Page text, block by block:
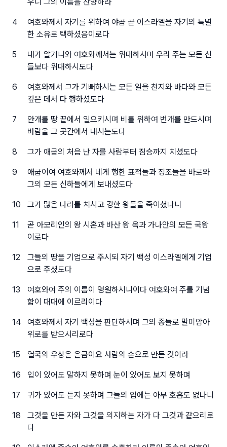
4
여호와께서 자기를 위하여 야곱 곧 이스라엘을 자기의 특별
한 소유로 택하셨음이로다
5
내가 알거니와 여호와께서는 위대하시며 우리 주는 모든 신
들보다 위대하시도다
6
여호와께서 그가 기뻐하시는 모든 일을 천지와 바다와 모든
깊은 데서 다 행하셨도다
7
안개를 땅 끝에서 일으키시며 비를 위하여 번개를 만드시며
바람을 그 곳간에서 내시는도다
8 그가 애굽의 처음 난 자를 사람부터 짐승까지 치셨도다
9
애굽이여 여호와께서 네게 행한 표적들과 징조들을 바로와
그의 모든 신하들에게 보내셨도다
10 그가 많은 나라를 치시고 강한 왕들을 죽이셨나니
11
곧 아모리인의 왕 시혼과 바산 왕 옥과 가나안의 모든 국왕
이로다
12
그들의 땅을 기업으로 주시되 자기 백성 이스라엘에게 기업
으로 주셨도다
13
여호와여 주의 이름이 영원하시니이다 여호와여 주를 기념
함이 대대에 이르리이다
14
여호와께서 자기 백성을 판단하시며 그의 종들로 말미암아
위로를 받으시리로다
15 열국의 우상은 은금이요 사람의 손으로 만든 것이라
16 입이 있어도 말하지 못하며 눈이 있어도 보지 못하며
17 귀가 있어도 듣지 못하며 그들의 입에는 아무 호흡도 없나니
18
그것을 만든 자와 그것을 의지하는 자가 다 그것과 같으리로
다